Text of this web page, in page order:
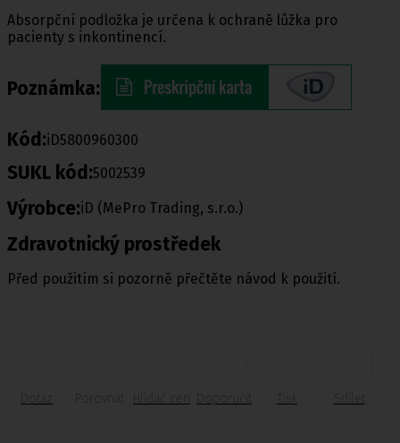
Absorpční podložka je určena k ochraně lůžka pro
pacienty s inkontinencí.
Poznámka:
Kód:iD5800960300
SUKL kód:5002539
Výrobce:iD (MePro Trading, s.r.o.)
Zdravotnický prostředek
Před použitím si pozorně přečtěte návod k použití.
Dotaz Porovnat Doporučit Tisk Sdílet